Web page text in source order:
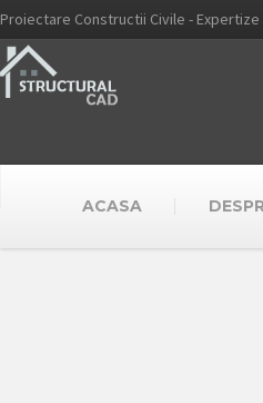
Proiectare Constructii Civile -
ACASA